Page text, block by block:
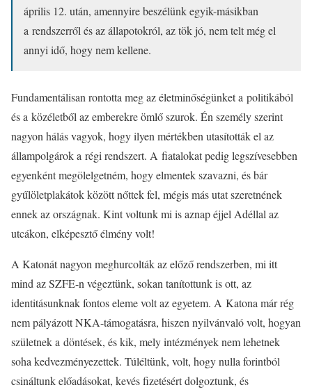
április 12. után, amennyire beszélünk egyik-másikban
a rendszerről és az állapotokról, az tök jó, nem telt még el
annyi idő, hogy nem kellene.
Fundamentálisan rontotta meg az életminőségünket a politikából
és a közéletből az emberekre ömlő szurok. Én személy szerint
nagyon hálás vagyok, hogy ilyen mértékben utasították el az
állampolgárok a régi rendszert. A fiatalokat pedig legszívesebben
egyenként megölelgetném, hogy elmentek szavazni, és bár
gyűlöletplakátok között nőttek fel, mégis más utat szeretnének
ennek az országnak. Kint voltunk mi is aznap éjjel Adéllal az
utcákon, elképesztő élmény volt!
A Katonát nagyon meghurcolták az előző rendszerben, mi itt
mind az SZFE-n végeztünk, sokan tanítottunk is ott, az
identitásunknak fontos eleme volt az egyetem. A Katona már rég
nem pályázott NKA-támogatásra, hiszen nyilvánvaló volt, hogyan
születnek a döntések, és kik, mely intézmények nem lehetnek
soha kedvezményezettek. Túléltünk, volt, hogy nulla forintból
csináltunk előadásokat, kevés fizetésért dolgoztunk, és